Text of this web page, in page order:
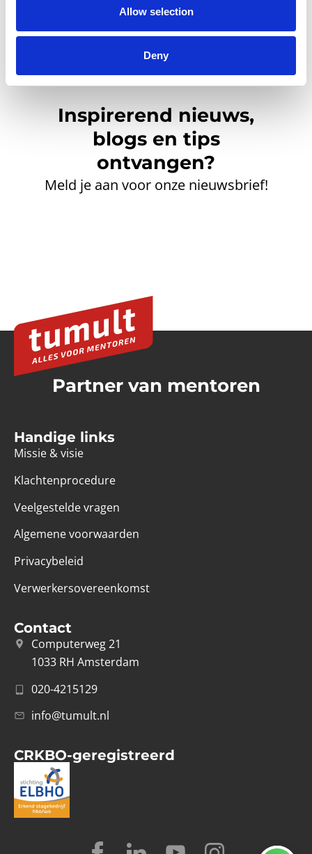
Allow selection
Deny
Inspirerend nieuws,
blogs en tips
ontvangen?
Meld je aan voor onze nieuwsbrief!
Partner van mentoren
Handige links
Missie & visie
Klachtenprocedure
Veelgestelde vragen
Algemene voorwaarden
Privacybeleid
Verwerkersovereenkomst
Contact
Computerweg 21
1033 RH Amsterdam
020-4215129
info@tumult.nl
CRKBO-geregistreerd